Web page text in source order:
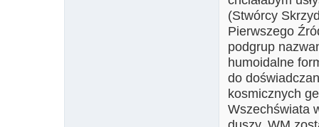
(Stwórcy
Pierwszego
podgrup
humoidalne
do
kosmicznych
Wszechświata